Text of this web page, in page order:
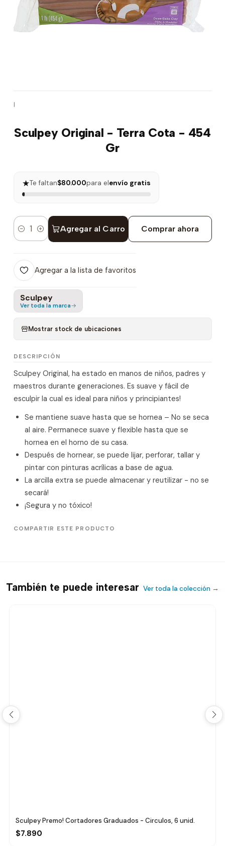
|
Sculpey Original - Terra Cota - 454
Gr
★Te faltan$80.000para elenvío gratis
Cantidad Agregar al Carro Comprar ahora
Agregar a la lista de favoritos
Sculpey
Ver toda la marca
Mostrar stock de ubicaciones
DESCRIPCIÓN
Sculpey Original, ha estado en manos de niños, padres y
maestros durante generaciones. Es suave y fácil de
esculpir la cual es ideal para niños y principiantes!
Se mantiene suave hasta que se hornea – No se seca
al aire. Permanece suave y flexible hasta que se
hornea en el horno de su casa.
Después de hornear, se puede lijar, perforar, tallar y
pintar con pinturas acrílicas a base de agua.
La arcilla extra se puede almacenar y reutilizar - no se
secará!
¡Segura y no tóxico!
COMPARTIR ESTE PRODUCTO
También te puede interesar Ver toda la colección →
Sculpey Premo! Cortadores Graduados - Circulos, 6 unid.
$7.890